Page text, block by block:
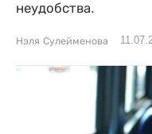
неудобства.
Нэля Сулейменова